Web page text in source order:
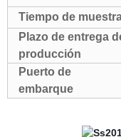
Tiempo de
Plazo de entrega
producción
Puerto de
embarque